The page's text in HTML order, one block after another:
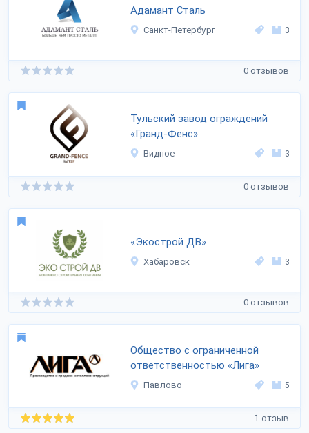
Адамант Сталь
Санкт-Петербург 3
0 отзывов
Тульский завод ограждений
«Гранд-Фенс»
Видное 3
0 отзывов
«Экострой ДВ»
Хабаровск 3
0 отзывов
Общество с ограниченной
ответственностью «Лига»
Павлово 5
1 отзыв